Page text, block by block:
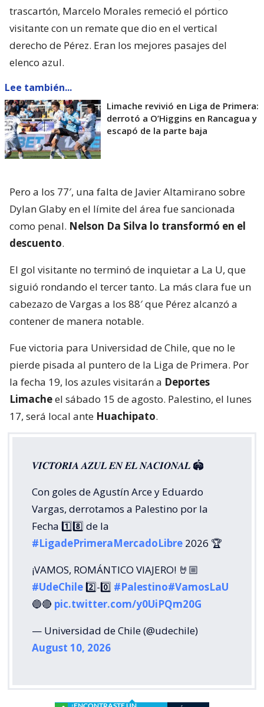
trascartón, Marcelo Morales remeció el pórtico
visitante con un remate que dio en el vertical
derecho de Pérez. Eran los mejores pasajes del
elenco azul.
Lee también...
Limache revivió en Liga de Primera:
derrotó a O’Higgins en Rancagua y
escapó de la parte baja
Pero a los 77′, una falta de Javier Altamirano sobre
Dylan Glaby en el límite del área fue sancionada
como penal. Nelson Da Silva lo transformó en el
descuento.
El gol visitante no terminó de inquietar a La U, que
siguió rondando el tercer tanto. La más clara fue un
cabezazo de Vargas a los 88′ que Pérez alcanzó a
contener de manera notable.
Fue victoria para Universidad de Chile, que no le
pierde pisada al puntero de la Liga de Primera. Por
la fecha 19, los azules visitarán a Deportes
Limacheel sábado 15 de agosto. Palestino, el lunes
17, será local ante Huachipato.
𝑽𝑰𝑪𝑻𝑶𝑹𝑰𝑨 𝑨𝒁𝑼𝑳 𝑬𝑵 𝑬𝑳 𝑵𝑨𝑪𝑰𝑶𝑵𝑨𝑳 🏟️
Con goles de Agustín Arce y Eduardo
Vargas, derrotamos a Palestino por la
Fecha 1️⃣8️⃣ de la
#LigadePrimeraMercadoLibre 2026 🏆
¡VAMOS, ROMÁNTICO VIAJERO! 🤘🏼
#UdeChile2️⃣-0️⃣ #Palestino#VamosLaU
🔵🔴 pic.twitter.com/y0UiPQm20G
— Universidad de Chile (@udechile)
August 10, 2026